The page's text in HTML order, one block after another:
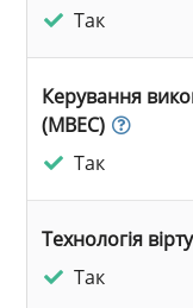
Так
Керування
(MBEC)
Так
Технологія
Так